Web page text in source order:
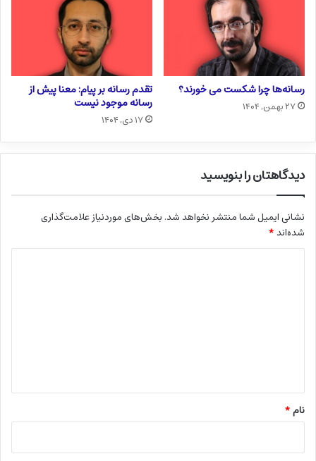
رسانه‌ها چرا شکست می خورند؟
۲۷ بهمن, ۱۴۰۴
تقدم رسانه بر پیام: معنا پیش از
رسانه موجود نیست
۱۷ دی, ۱۴۰۴
دیدگاهتان را بنویسید
نشانی ایمیل شما منتشر نخواهد شد. بخش‌های موردنیاز علامت‌گذاری
شده‌اند*
نام*